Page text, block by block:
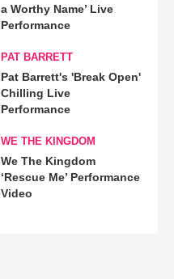
a Worthy Name’ Live
Performance
PAT BARRETT
Pat Barrett's 'Break Open'
Chilling Live
Performance
WE THE KINGDOM
We The Kingdom
‘Rescue Me’ Performance
Video